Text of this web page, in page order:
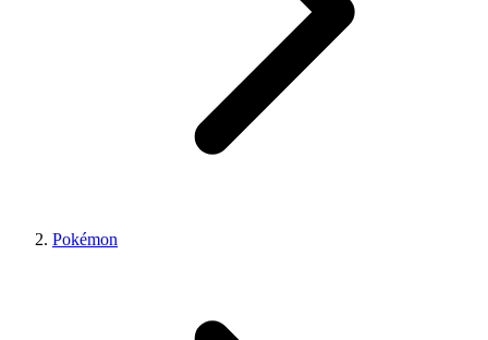
Pokémon